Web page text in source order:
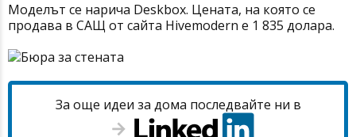
Моделът се нарича Deskbox. Цената, на която се
продава в САЩ от сайта Hivemodern e 1 835 долара.
За още идеи за дома последвайте ни в